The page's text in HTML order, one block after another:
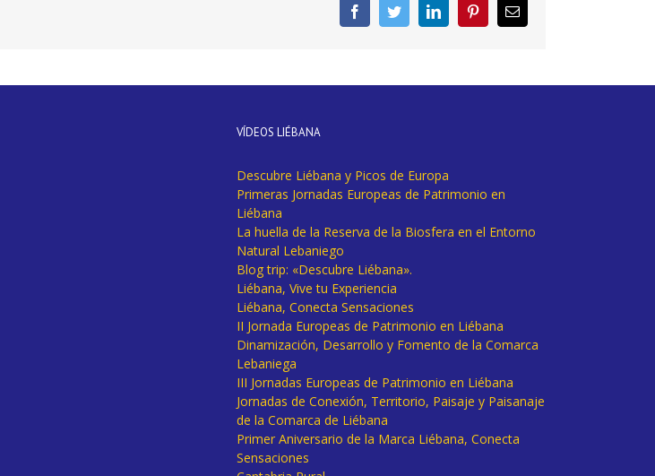
FacebookTwitterLinkedInPinterestCorreo
electrónico
VÍDEOS LIÉBANA
Descubre Liébana y Picos de Europa
Primeras Jornadas Europeas de Patrimonio en
Liébana
La huella de la Reserva de la Biosfera en el Entorno
Natural Lebaniego
Blog trip: «Descubre Liébana».
Liébana, Vive tu Experiencia
Liébana, Conecta Sensaciones
II Jornada Europeas de Patrimonio en Liébana
Dinamización, Desarrollo y Fomento de la Comarca
Lebaniega
III Jornadas Europeas de Patrimonio en Liébana
Jornadas de Conexión, Territorio, Paisaje y Paisanaje
de la Comarca de Liébana
Primer Aniversario de la Marca Liébana, Conecta
Sensaciones